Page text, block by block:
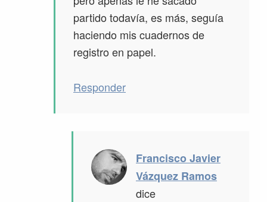
partido todavía, es más, seguía
haciendo mis cuadernos de
registro en papel.
Responder
Francisco Javier
Vázquez Ramos
dice